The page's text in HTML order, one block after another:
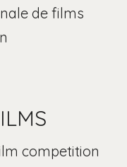
de films
competition